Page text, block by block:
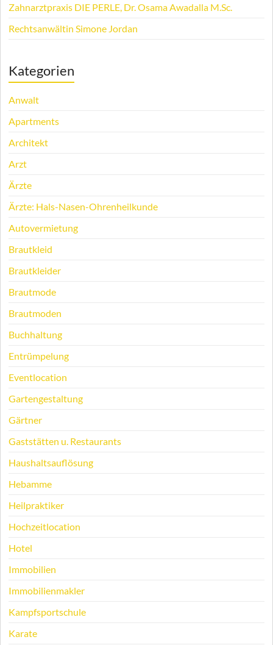
Zahnarztpraxis DIE PERLE, Dr. Osama Awadalla M.Sc.
Rechtsanwältin Simone Jordan
Kategorien
Anwalt
Apartments
Architekt
Arzt
Ärzte
Ärzte: Hals-Nasen-Ohrenheilkunde
Autovermietung
Brautkleid
Brautkleider
Brautmode
Brautmoden
Buchhaltung
Entrümpelung
Eventlocation
Gartengestaltung
Gärtner
Gaststätten u. Restaurants
Haushaltsauflösung
Hebamme
Heilpraktiker
Hochzeitlocation
Hotel
Immobilien
Immobilienmakler
Kampfsportschule
Karate